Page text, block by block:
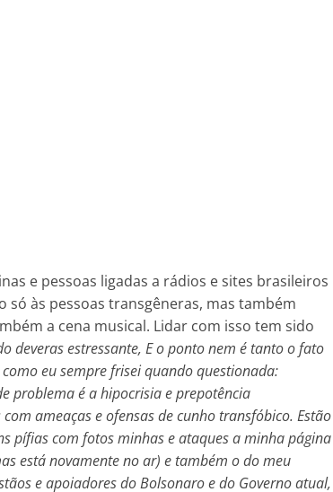
e pessoas ligadas a rádios e sites brasileiros
às pessoas transgêneras, mas também
a cena musical. Lidar com isso tem sido
deveras estressante, E o ponto nem é tanto o fato
eu sempre frisei quando questionada:
problema é a hipocrisia e prepotência
ameaças e ofensas de cunho transfóbico. Estão
pífias com fotos minhas e ataques a minha página
está novamente no ar) e também o do meu
e apoiadores do Bolsonaro e do Governo atual,